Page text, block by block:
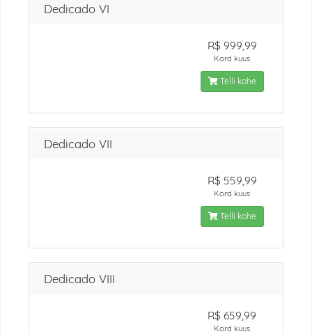
Dedicado VI
R$ 999,99
Kord kuus
Telli kohe
Dedicado VII
R$ 559,99
Kord kuus
Telli kohe
Dedicado VIII
R$ 659,99
Kord kuus